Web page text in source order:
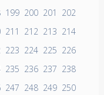
199 200 201
202
211 212 213 214
223 224 225 226
235 236 237 238
247 248 249 250